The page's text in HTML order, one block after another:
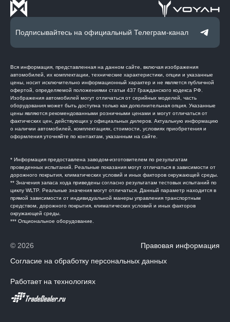
Подписывайтесь на официальный Телеграм-канал
Вся информация, представленная на данном сайте, включая изображения
автомобилей, их комплектации, технические характеристики, опции и указанные
цены, носит исключительно информационный характер и не является публичной
офертой, определяемой положениями статьи 437 Гражданского кодекса РФ.
Изображения автомобилей могут отличаться от серийных моделей, часть
оборудования может быть доступна только как дополнительная опция. Указанные
цены являются рекомендованными розничными ценами и могут отличаться от
фактических цен, действующих у официальных дилеров. Актуальную информацию
о наличии автомобилей, комплектациях, стоимости, условиях приобретения и
оформления уточняйте по контактам, указанным на сайте.
* Информация предоставлена заводом-изготовителем по результатам
проведенных испытаний. Реальные показания могут отличаться в зависимости от
дорожного покрытия, климатических условий и иных факторов окружающей среды.
** Значения запаса хода приведены согласно результатам тестовых испытаний по
циклу WLTP. Реальные значения могут отличаться. Данный параметр находится в
прямой зависимости от индивидуальной манеры управления транспортным
средством, дорожного покрытия, климатических условий и иных факторов
окружающей среды.
*** Опциональное оборудование.
© 2026
Правовая информация
Согласие на обработку персональных данных
Работает на технологиях